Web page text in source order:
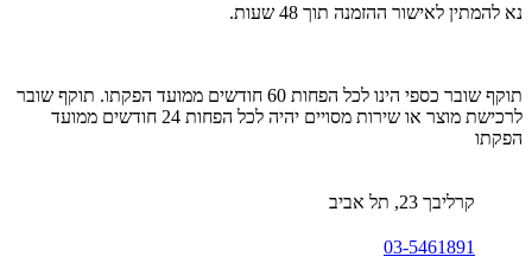
נא להמתין לאישור ההזמנה תוך 48 שעות.
תוקף שובר כספי הינו לכל הפחות 60 חודשים ממועד הפקתו. תוקף שובר
לרכישת מוצר או שירות מסויים יהיה לכל הפחות 24 חודשים ממועד
הפקתו
קרליבך 23, תל אביב
03-5461891